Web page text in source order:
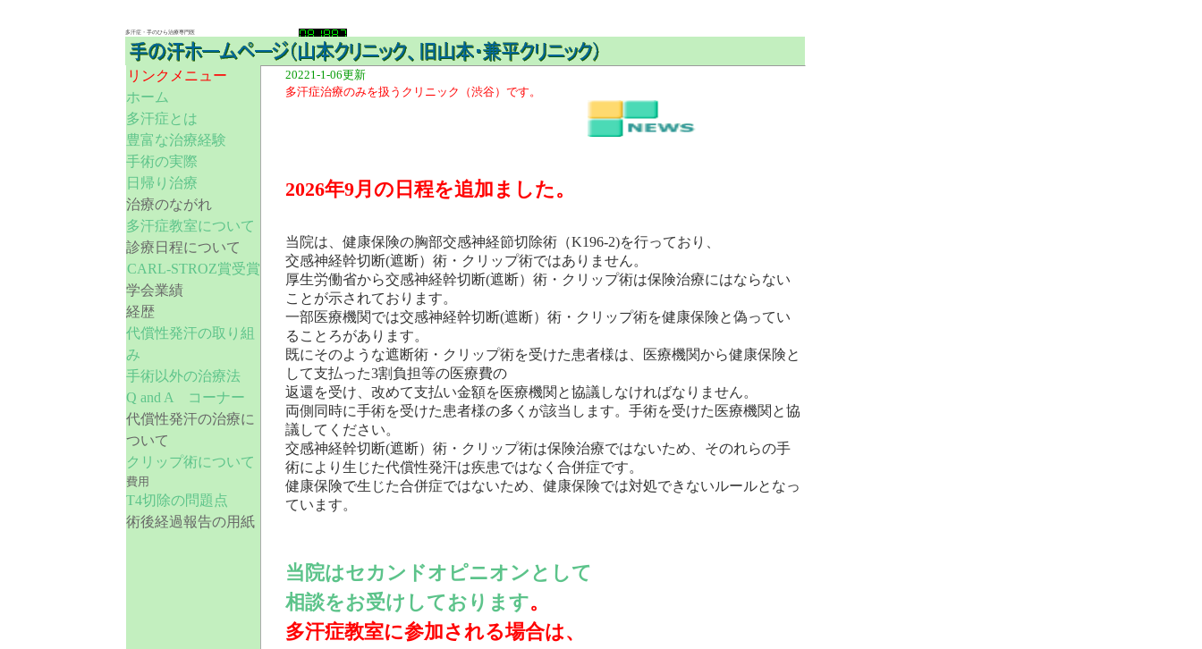
多汗症・手のひら治療専門医
リンクメニュー
ホーム
多汗症とは
豊富な治療経験
手術の実際
日帰り治療
治療のながれ
多汗症教室について
診療日程について
CARL-STROZ賞受賞
学会業績
経歴
代償性発汗の取り組
み
手術以外の治療法
Q and A コーナー
代償性発汗の治療に
ついて
クリップ術について
費用
T4切除の問題点
術後経過報告の用紙
20221-1-06更新
多汗症治療のみを扱うクリニック（渋谷）です。
2026年9月の日程を追加ました。
当院は、健康保険の胸部交感神経節切除術（K196-2)を行っており、
交感神経幹切断(遮断）術・クリップ術ではありません。
厚生労働省から交感神経幹切断(遮断）術・クリップ術は保険治療にはならない
ことが示されております。
一部医療機関では交感神経幹切断(遮断）術・クリップ術を健康保険と偽ってい
ることろがあります。
既にそのような遮断術・クリップ術を受けた患者様は、医療機関から健康保険と
して支払った3割負担等の医療費の
返還を受け、改めて支払い金額を医療機関と協議しなければなりません。
両側同時に手術を受けた患者様の多くが該当します。手術を受けた医療機関と協
議してください。
交感神経幹切断(遮断）術・クリップ術は保険治療ではないため、そのれらの手
術により生じた代償性発汗は疾患ではなく合併症です。
健康保険で生じた合併症ではないため、健康保険では対処できないルールとなっ
ています。
当院はセカンドオピニオンとして
相談をお受けしております。
多汗症教室に参加される場合は、